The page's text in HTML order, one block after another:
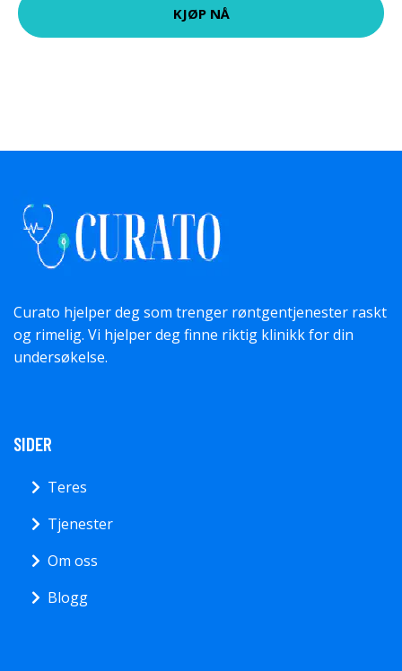
KJØP NÅ
Curato hjelper deg som trenger røntgentjenester raskt
og rimelig. Vi hjelper deg finne riktig klinikk for din
undersøkelse.
SIDER
Teres
Tjenester
Om oss
Blogg